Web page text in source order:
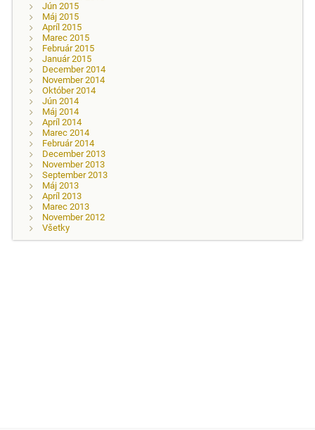
Jún 2015
Máj 2015
Apríl 2015
Marec 2015
Február 2015
Január 2015
December 2014
November 2014
Október 2014
Jún 2014
Máj 2014
Apríl 2014
Marec 2014
Február 2014
December 2013
November 2013
September 2013
Máj 2013
Apríl 2013
Marec 2013
November 2012
Všetky